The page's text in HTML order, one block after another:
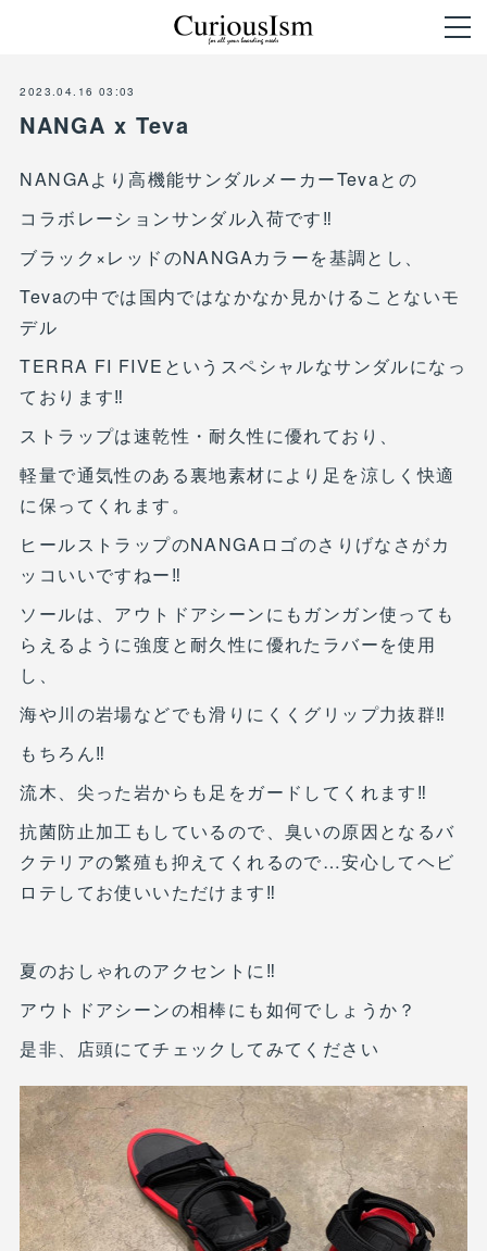
2023.04.16 03:03
NANGA x Teva
NANGAより高機能サンダルメーカーTevaとの
コラボレーションサンダル入荷です‼︎
ブラック×レッドのNANGAカラーを基調とし、
Tevaの中では国内ではなかなか見かけることないモ
デル
TERRA FI FIVEというスペシャルなサンダルになっ
ております‼︎
ストラップは速乾性・耐久性に優れており、
軽量で通気性のある裏地素材により足を涼しく快適
に保ってくれます。
ヒールストラップのNANGAロゴのさりげなさがカ
ッコいいですねー‼︎
ソールは、アウトドアシーンにもガンガン使っても
らえるように強度と耐久性に優れたラバーを使用
し、
海や川の岩場などでも滑りにくくグリップ力抜群‼︎
もちろん‼︎
流木、尖った岩からも足をガードしてくれます‼︎
抗菌防止加工もしているので、臭いの原因となるバ
クテリアの繁殖も抑えてくれるので…安心してヘビ
ロテしてお使いいただけます‼︎
夏のおしゃれのアクセントに‼︎
アウトドアシーンの相棒にも如何でしょうか？
是非、店頭にてチェックしてみてください